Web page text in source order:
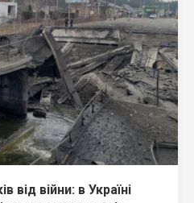
від війни: в Україні